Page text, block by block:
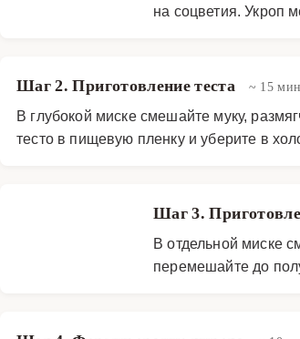
на соцветия. Укроп
Шаг 2. Приготовление теста ~ 15 мин
В глубокой миске смешайте муку,
тесто в пищевую пленку и уберите в
Шаг 3.
В отдельной миске
перемешайте до